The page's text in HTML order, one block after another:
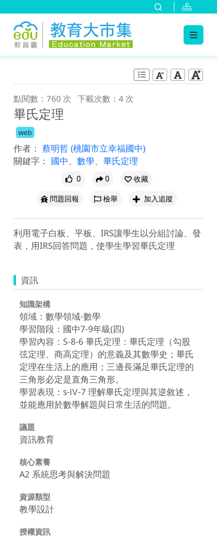
點閱數：760 次 下載次數：4 次
畢氏定理
web
作者： 蔡明哲 (桃園市立幸福國中)
關鍵字： 國中、 數學、 畢氏定理
0 0
收藏
問題回報
檢舉 加入追蹤
利用電子白板、平板、IRS讓學生以分組討論、發
表，用IRS回答問題，使學生學習畢氏定理
資訊
知識架構
領域：數學領域-數學
學習階段：國中7-9年級(四)
學習內容：S-8-6 畢氏定理：畢氏定理（勾股
弦定理、商高定理）的意義及其數學史；畢氏
定理在生活上的應用；三邊長滿足畢氏定理的
三角形必定是直角三角形。
學習表現：s-Ⅳ-7 理解畢氏定理與其逆敘述，
並能應用於數學解題與日常生活的問題。
議題
資訊教育
核心素養
A2 系統思考與解決問題
資源類型
教學設計
授權資訊